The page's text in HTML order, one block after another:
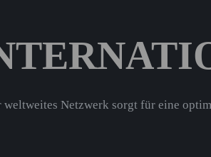
weltweites Netzwerk sorgt für eine